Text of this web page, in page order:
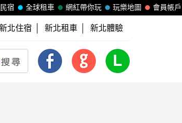
會員帳戶
玩樂地圖
網紅帶你玩
全球租車
宿
北住宿 新北租車 新北體驗